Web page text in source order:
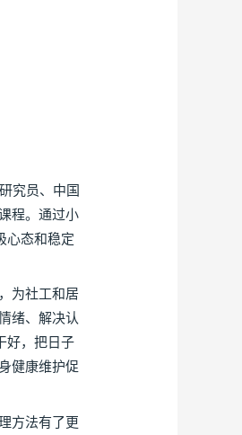
究员、中国
程。通过小
心态和稳定
为社工和居
绪、解决认
好，把日子
健康维护促
方法有了更